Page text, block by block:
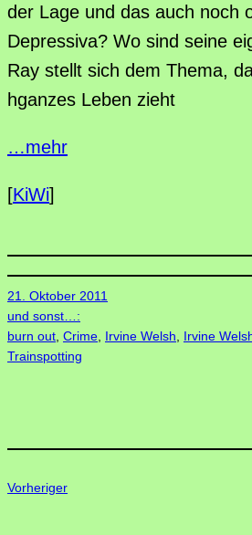
der Lage und das auch noch
Depressiva? Wo sind seine
Ray stellt sich dem Thema,
hganzes Leben zieht
…mehr
[KiWi]
21. Oktober 2011
und sonst…:
burn out Crime Irvine Welsh Irvine
Trainspotting
Vorheriger